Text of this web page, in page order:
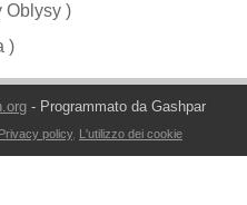
Oblysy )
)
- Programmato da Gashpar
Privacy policy, L'utilizzo dei cookie